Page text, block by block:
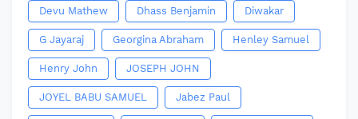
Devu Mathew Dhass Benjamin Diwakar
G Jayaraj Georgina Abraham Henley Samuel
Henry John JOSEPH JOHN
JOYEL BABU SAMUEL Jabez Paul